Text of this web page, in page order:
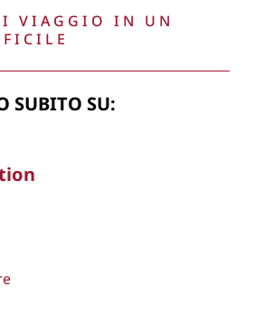
insindacabilmente di inserire,
modificare, immagini e testi del sito, a
tracciamento
VIAGGIO IN UN
SUBITO SU: